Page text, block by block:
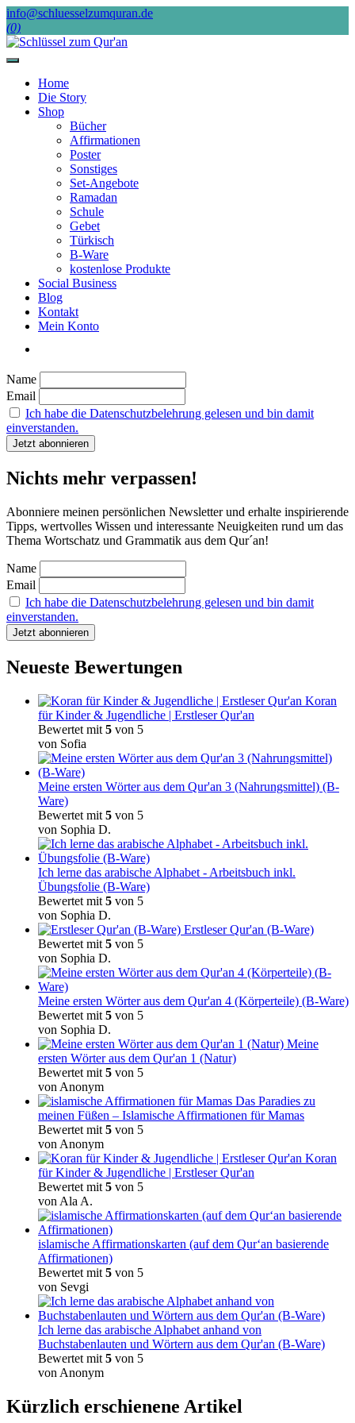
Skip
to
content
info@schluesselzumquran.de
(0)
Home
Die Story
Shop
Bücher
Affirmationen
Poster
Sonstiges
Set-Angebote
Ramadan
Schule
Gebet
Türkisch
B-Ware
kostenlose Produkte
Social Business
Blog
Kontakt
Mein Konto
Name
Email
Ich habe die Datenschutzbelehrung gelesen und bin damit
einverstanden.
Nichts mehr verpassen!
Abonniere meinen persönlichen Newsletter und erhalte inspirierende
Tipps, wertvolles Wissen und interessante Neuigkeiten rund um das
Thema Wortschatz und Grammatik aus dem Qur´an!
Name
Email
Ich habe die Datenschutzbelehrung gelesen und bin damit
einverstanden.
Neueste Bewertungen
Koran
für Kinder & Jugendliche | Erstleser Qur'an
Bewertet mit 5 von 5
von Sofia
Meine ersten Wörter aus dem Qur'an 3 (Nahrungsmittel) (B-
Ware)
Bewertet mit 5 von 5
von Sophia D.
Ich lerne das arabische Alphabet - Arbeitsbuch inkl.
Übungsfolie (B-Ware)
Bewertet mit 5 von 5
von Sophia D.
Erstleser Qur'an (B-Ware)
Bewertet mit 5 von 5
von Sophia D.
Meine ersten Wörter aus dem Qur'an 4 (Körperteile) (B-Ware)
Bewertet mit 5 von 5
von Sophia D.
Meine
ersten Wörter aus dem Qur'an 1 (Natur)
Bewertet mit 5 von 5
von Anonym
Das Paradies zu
meinen Füßen – Islamische Affirmationen für Mamas
Bewertet mit 5 von 5
von Anonym
Koran
für Kinder & Jugendliche | Erstleser Qur'an
Bewertet mit 5 von 5
von Ala A.
islamische Affirmationskarten (auf dem Qur‘an basierende
Affirmationen)
Bewertet mit 5 von 5
von Sevgi
Ich lerne das arabische Alphabet anhand von
Buchstabenlauten und Wörtern aus dem Qur'an (B-Ware)
Bewertet mit 5 von 5
von Anonym
Kürzlich erschienene Artikel